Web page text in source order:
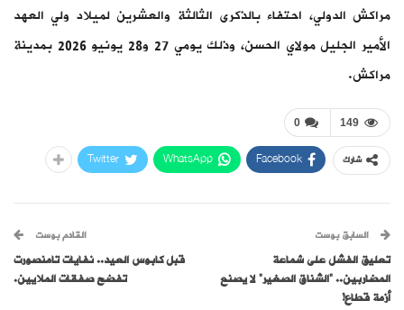
مراكش الدولي، احتفاء بالذكرى الثالثة والعشرين لميلاد ولي العهد
الأمير الجليل مولاي الحسن، وذلك يومي 27 و28 يونيو 2026 بمدينة
مراكش.
0 149
شارك Facebook
WhatsApp
Twitter
السابق بوست
تعليق الفشل على شماعة
المضاربين.. “الشناق الصغير” لا يصنع
أزمة قطاع!
القادم بوست
قبل كابوس العيد.. نفايات تامنصورت
تفضح صفقات الملايين.